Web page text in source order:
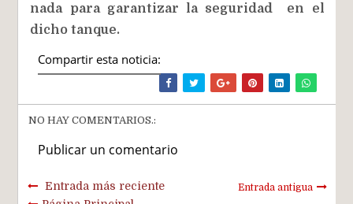
nada para garantizar la seguridad en el
dicho tanque.
Compartir esta noticia:
NO HAY COMENTARIOS.:
Publicar un comentario
Entrada más reciente Entrada antigua